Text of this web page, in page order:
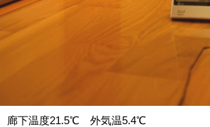
廊下温度21.5℃ 外気温5.4℃